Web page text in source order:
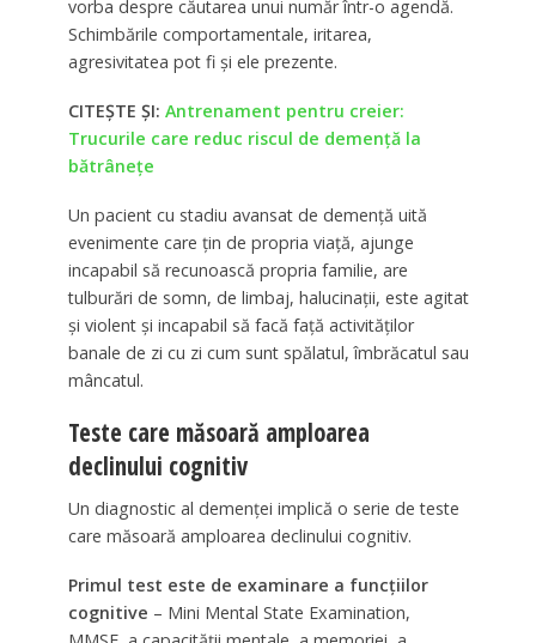
vorba despre căutarea unui număr într-o agendă.
Schimbările comportamentale, iritarea,
agresivitatea pot fi şi ele prezente.
CITEȘTE ȘI: Antrenament pentru creier:
Trucurile care reduc riscul de demență la
bătrânețe
Un pacient cu stadiu avansat de demenţă uită
evenimente care ţin de propria viaţă, ajunge
incapabil să recunoască propria familie, are
tulburări de somn, de limbaj, halucinaţii, este agitat
şi violent şi incapabil să facă faţă activităţilor
banale de zi cu zi cum sunt spălatul, îmbrăcatul sau
mâncatul.
Teste care măsoară amploarea
declinului cognitiv
Un diagnostic al demenţei implică o serie de teste
care măsoară amploarea declinului cognitiv.
Primul test este de examinare a funcţiilor
cognitive – Mini Mental State Examination,